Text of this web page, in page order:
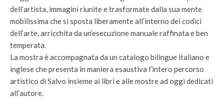
dell’artista, immagini riunite e trasformate dalla sua mente
mobilissima che si sposta liberamente all’interno dei codici
dell’arte, arricchita da un’esecuzione manuale raffinata e ben
temperata.
La mostra è accompagnata da un catalogo bilingue italiano e
inglese che presenta in maniera esaustiva l’intero percorso
artistico di Salvo insieme ai libri e alle mostre ad oggi dedicati
all’autore.